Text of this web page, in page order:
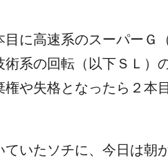
目に高速系のスーパーＧ
系の回転（以下ＳＬ）
権や失格となったら２本
いたソチに、今日は朝